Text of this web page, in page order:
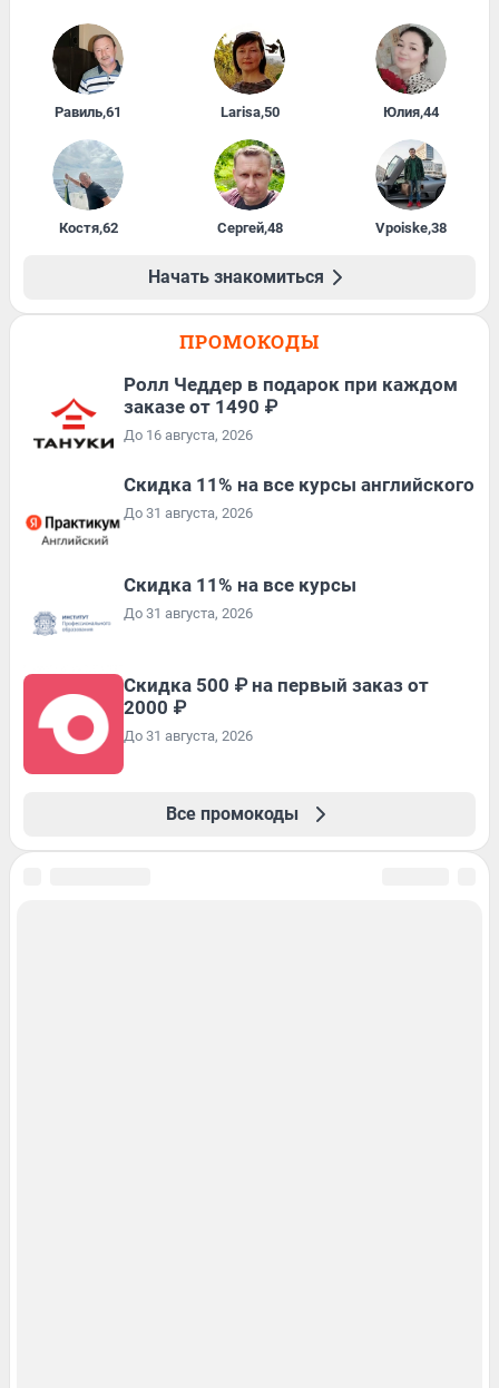
Равиль,61 Larisa,50 Юлия,44
Костя,62 Сергей,48 Vpoiske,38
Начать знакомиться
ПРОМОКОДЫ
Ролл Чеддер в подарок при каждом
заказе от 1490 ₽
До 16 августа, 2026
Скидка 11% на все курсы английского
До 31 августа, 2026
Скидка 11% на все курсы
До 31 августа, 2026
Скидка 500 ₽ на первый заказ от
2000 ₽
До 31 августа, 2026
Все промокоды